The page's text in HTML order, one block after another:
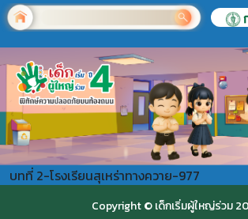
บทที่ 2-โรงเรียนสุเหร่าทางควาย-977
Copyright © เด็กเริ่มผู้ใหญ่ร่วม